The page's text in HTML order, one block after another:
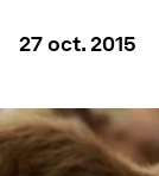
27 oct. 2015